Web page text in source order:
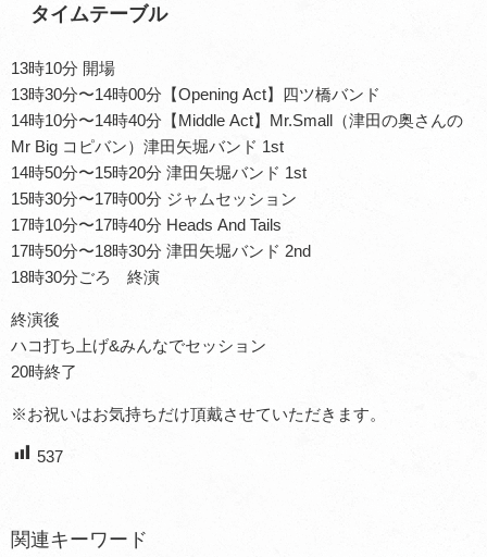
タイムテーブル
13時10分 開場
13時30分〜14時00分【Opening Act】四ツ橋バンド
14時10分〜14時40分【Middle Act】Mr.Small（津田の奥さんの
Mr Big コピバン）津田矢堀バンド 1st
14時50分〜15時20分 津田矢堀バンド 1st
15時30分〜17時00分 ジャムセッション
17時10分〜17時40分 Heads And Tails
17時50分〜18時30分 津田矢堀バンド 2nd
18時30分ごろ 終演
終演後
ハコ打ち上げ&みんなでセッション
20時終了
※お祝いはお気持ちだけ頂戴させていただきます。
537
関連キーワード